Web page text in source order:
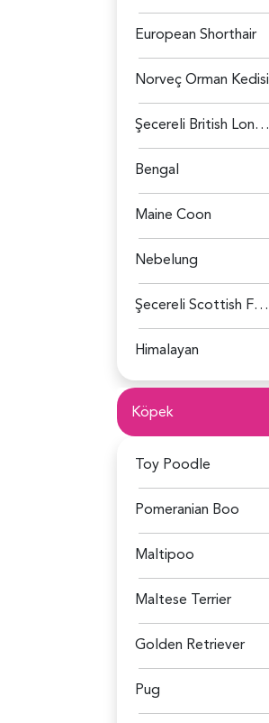
European Shorthair
Norveç Orman Kedisi
Şecereli British Longhair
Bengal
Maine Coon
Nebelung
Şecereli Scottish Fold
Himalayan
Köpek
Toy Poodle
Pomeranian Boo
Maltipoo
Maltese Terrier
Golden Retriever
Pug